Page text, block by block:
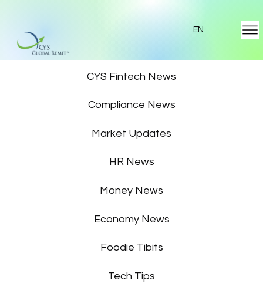
EN
CYS Fintech News
Compliance News
Market Updates
HR News
Money News
Economy News
Foodie Tibits
Tech Tips